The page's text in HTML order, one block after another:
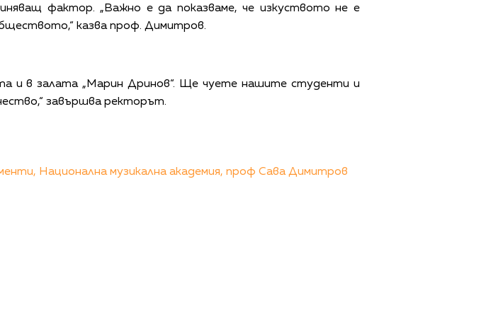
фактор. „Важно е да показваме, че изкуството не е
казва проф. Димитров.
и в залата „Марин Дринов“. Ще чуете нашите студенти и
завършва ректорът.
Национална музикална академия, проф Сава Димитров